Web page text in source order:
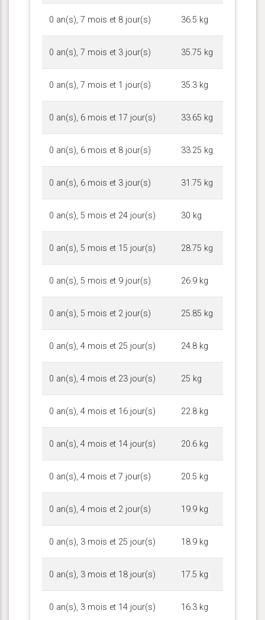
0 an(s), 7 mois et 8 jour(s) 36.5 kg
0 an(s), 7 mois et 3 jour(s) 35.75 kg
0 an(s), 7 mois et 1 jour(s) 35.3 kg
0 an(s), 6 mois et 17 jour(s) 33.65 kg
0 an(s), 6 mois et 8 jour(s) 33.25 kg
0 an(s), 6 mois et 3 jour(s) 31.75 kg
0 an(s), 5 mois et 24 jour(s) 30 kg
0 an(s), 5 mois et 15 jour(s) 28.75 kg
0 an(s), 5 mois et 9 jour(s) 26.9 kg
0 an(s), 5 mois et 2 jour(s) 25.85 kg
0 an(s), 4 mois et 25 jour(s) 24.8 kg
0 an(s), 4 mois et 23 jour(s) 25 kg
0 an(s), 4 mois et 16 jour(s) 22.8 kg
0 an(s), 4 mois et 14 jour(s) 20.6 kg
0 an(s), 4 mois et 7 jour(s) 20.5 kg
0 an(s), 4 mois et 2 jour(s) 19.9 kg
0 an(s), 3 mois et 25 jour(s) 18.9 kg
0 an(s), 3 mois et 18 jour(s) 17.5 kg
0 an(s), 3 mois et 14 jour(s) 16.3 kg